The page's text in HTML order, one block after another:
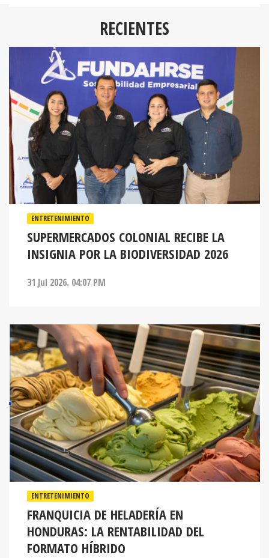
RECIENTES
ENTRETENIMIENTO
SUPERMERCADOS COLONIAL RECIBE LA
INSIGNIA POR LA BIODIVERSIDAD 2026
31 Jul 2026. 04:07 PM
ENTRETENIMIENTO
FRANQUICIA DE HELADERÍA EN
HONDURAS: LA RENTABILIDAD DEL
FORMATO HÍBRIDO